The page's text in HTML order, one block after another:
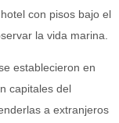
con pisos bajo el
la vida marina.
establecieron en
capitales del
a extranjeros